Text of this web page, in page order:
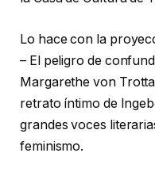
Lo hace con la
– El peligro de
Margarethe von
retrato íntimo de
grandes voces
feminismo.